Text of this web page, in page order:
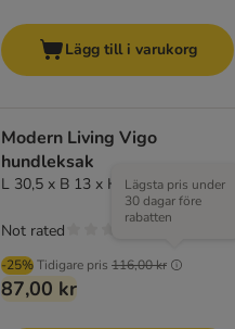
Lägg till i varukorg
Modern Living Vigo
hundleksak
L 30,5 x B 13 x H 9,5 cm
-25%Tidigare pris 116,00 kr
Lägsta pris under
30 dagar före
rabatten
87,00 kr
Not rated